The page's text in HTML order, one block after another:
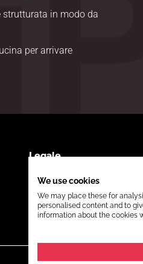
strutturata in modo da
per arrivare
Legale
Informativa
Cookie Policy
We use cookies
We may place these for
personalised content and to
information about the cookies